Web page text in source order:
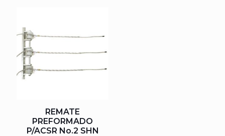
REMATE
PREFORMADO
P/ACSR No.2 SHN